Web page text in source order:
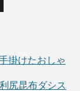
掛けたおしゃ
尻昆布ダシス